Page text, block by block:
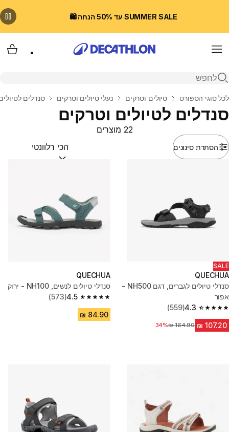
SUMMER SALE עד 50% הנחה 🛍️
Menu
פתיחת חיפוש
בית
לכל סוגי הספורט טיולים וטרקים נעלי טיולים וטרקים סנדלים
סנדלים לטיולים וטרקים
הסתרת סינונים
22 מוצרים
מיין לפי:(optional)
SALE
QUECHUA
סנדלי טיולים לגברים, דגם NH500 -
אפור
4.3
4.3 out of 5 stars from 559 reviews
(559)
מחיר לפני הנחה
34%
QUECHUA
סנדלי טיולים לנשים, NH100 - ירוק
4.5
4.5 out of 5 stars from 573 reviews
(573)